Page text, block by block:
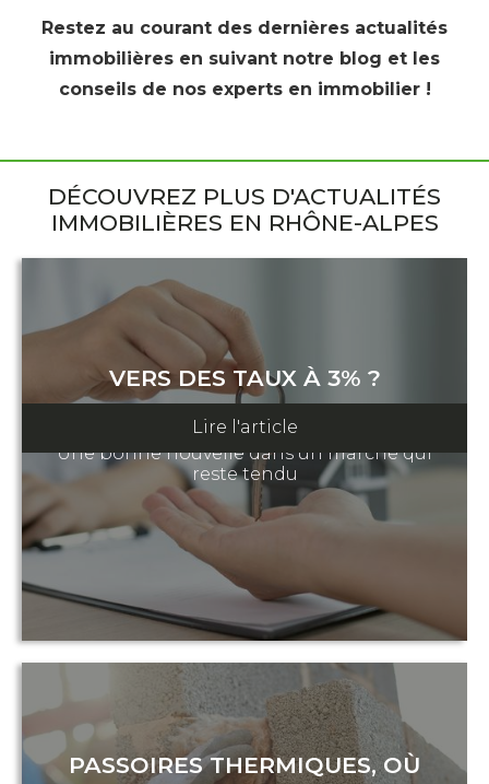
Restez au courant des dernières actualités
immobilières en suivant notre blog et les
conseils de nos experts en immobilier !
DÉCOUVREZ PLUS D'ACTUALITÉS
IMMOBILIÈRES EN RHÔNE-ALPES
VERS DES TAUX À 3% ?
12 août 2024
Une bonne nouvelle dans un marché qui
reste tendu
Lire l'article
PASSOIRES THERMIQUES, OÙ